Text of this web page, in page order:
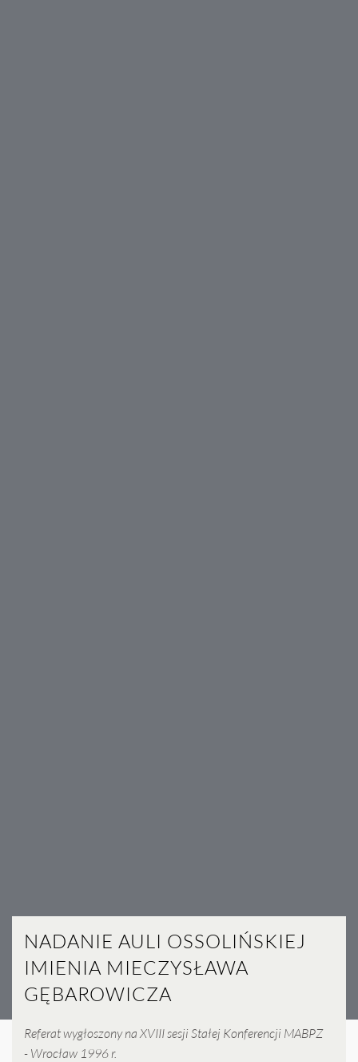
NADANIE AULI OSSOLIŃSKIEJ
IMIENIA MIECZYSŁAWA
GĘBAROWICZA
Referat wygłoszony na XVIII sesji Stałej Konferencji MABPZ
- Wrocław 1996 r.